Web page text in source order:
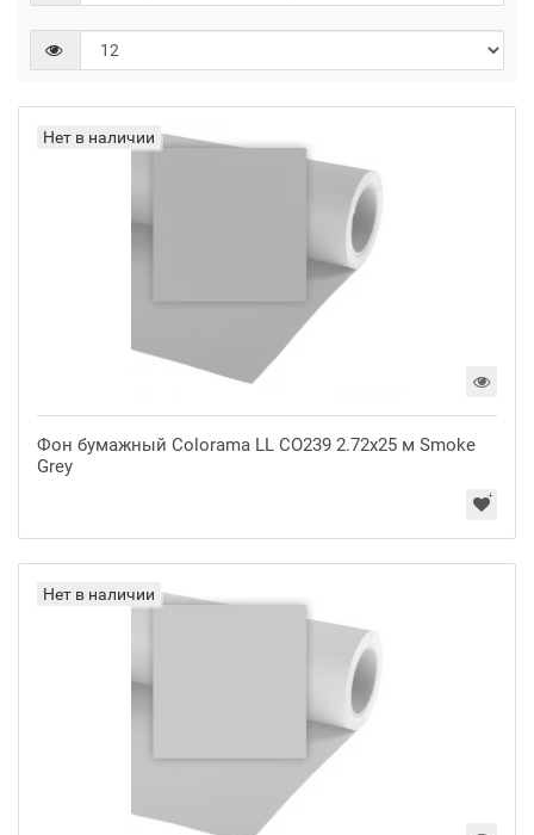
Нет в наличии
Фон бумажный Colorama LL CO239 2.72x25 м Smoke
Grey
Нет в наличии